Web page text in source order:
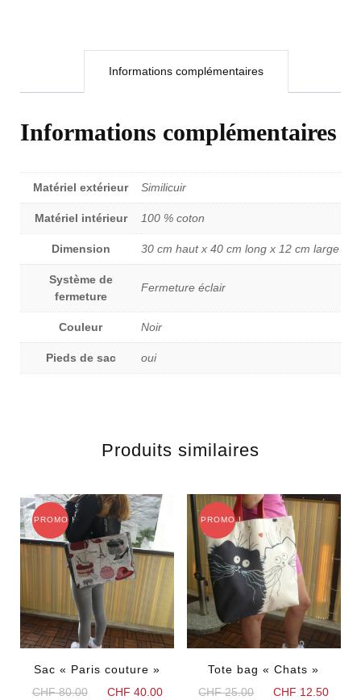
Informations complémentaires
Informations complémentaires
Matériel extérieur Similicuir
Matériel intérieur 100 % coton
Dimension 30 cm haut x 40 cm long x 12 cm large
Système de
fermeture
Fermeture éclair
Couleur Noir
Pieds de sac oui
Produits similaires
PROMO !
Sac « Paris couture »
CHF80.00 LeCHF 40.00
PROMO !
Tote bag « Chats »
CHF25.00 LeCHF 12.50